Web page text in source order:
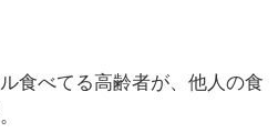
食べてる高齢者が、他人の食